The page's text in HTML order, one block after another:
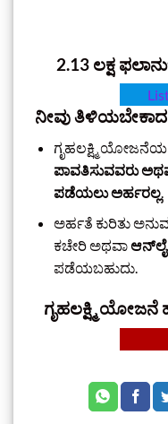
2.13 ಲಕ್ಷ
ನೀವು
ಗೃಹಲಕ್ಷ್ಮಿ
ಪಾವತಿಸುವವರು
ಪಡೆಯಲು ಅರ್ಹರಲ್ಲ.
ಅರ್ಹತೆ ಕುರಿತು
ಕಚೇರಿ ಅಥವಾ
ಪಡೆಯಬಹುದು.
ಗೃಹಲಕ್ಷ್ಮಿ